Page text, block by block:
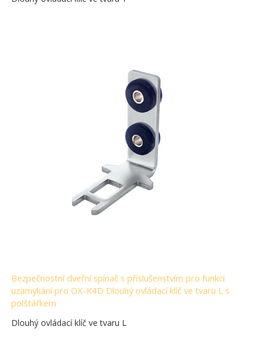
Bezpečnostní dveřní spínač s příslušenstvím pro funkci
uzamykání pro OX-K4D Dlouhý ovládací klíč ve tvaru L s
polštářkem
Dlouhý ovládací klíč ve tvaru L